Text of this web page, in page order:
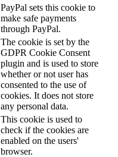
PayPal sets this cookie to
make safe payments
through PayPal.
The cookie is set by the
GDPR Cookie Consent
plugin and is used to store
whether or not user has
consented to the use of
cookies. It does not store
any personal data.
This cookie is used to
check if the cookies are
enabled on the users'
browser.